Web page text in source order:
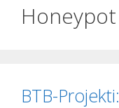
Honeypot
BTB-